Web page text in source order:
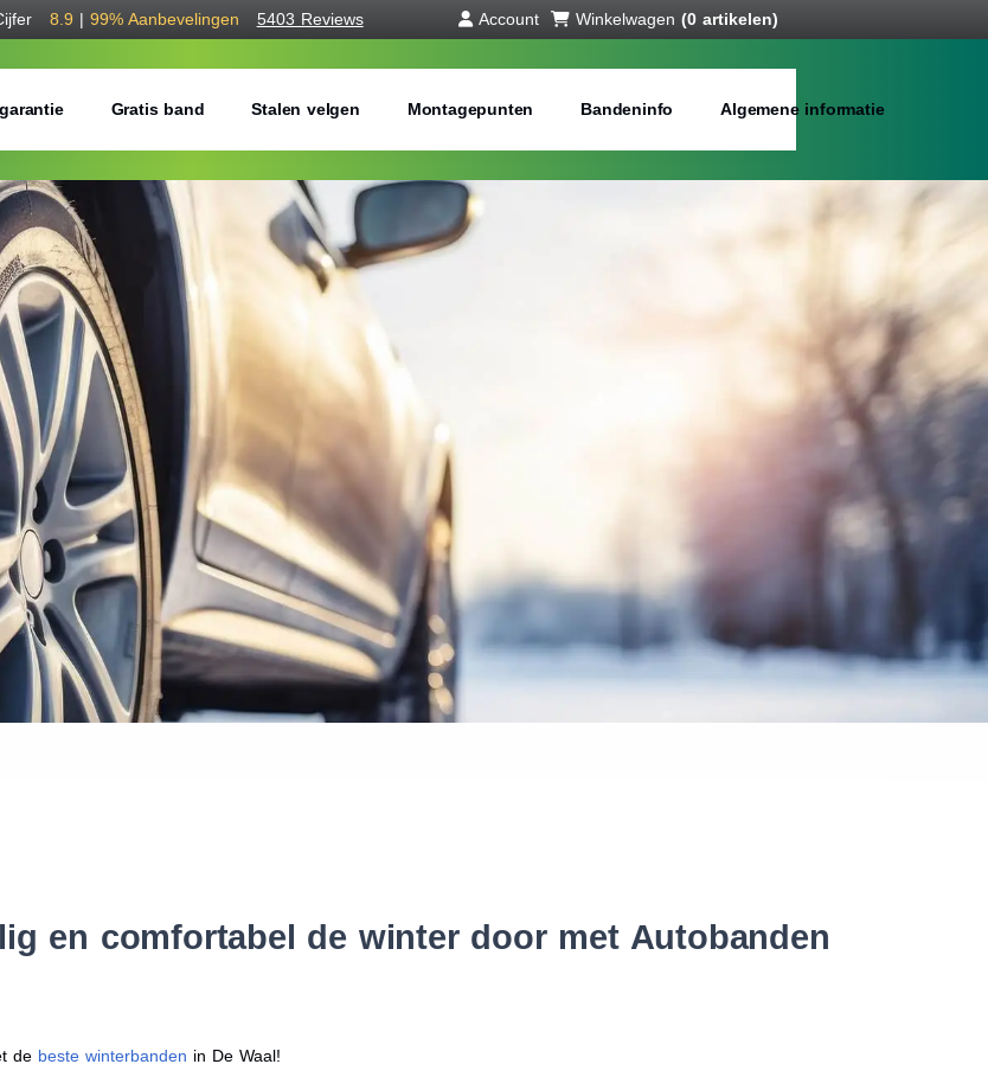
8.9 | 99% Aanbevelingen 5403 Reviews Account Winkelwagen (0 artikelen)
Gratis band Stalen velgen Montagepunten Bandeninfo Algemene informatie
Bestel voordelig winterbanden
Seizoen:
Breedte: Hoogte:
Waar vind ik de maat van mijn banden
Help mij met bestellen
en comfortabel de winter door met Autobanden
de beste winterbanden in De Waal!